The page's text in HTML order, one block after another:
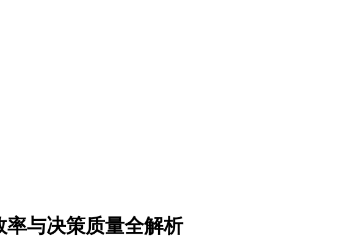
与决策质量全解析